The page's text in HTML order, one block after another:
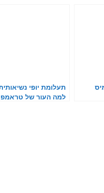
תעלומת יופי
למה העור של טראמפ